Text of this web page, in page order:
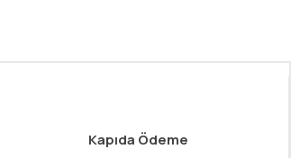
Kapıda Ödeme